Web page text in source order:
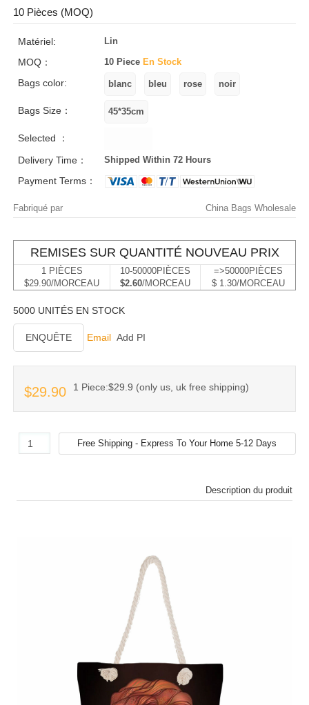
10 Pièces (MOQ)
Matériel: Lin
MOQ： 10 Piece En Stock
Bags color:
Bags Size：
Selected ：
Delivery Time：
Shipped Within 72 Hours
Payment Terms：
Fabriqué par China Bags Wholesale
REMISES SUR QUANTITÉ NOUVEAU PRIX
1 PIÈCES
$29.90/MORCEAU
10-50000PIÈCES
$2.60/MORCEAU
=>50000PIÈCES
$ 1.30/MORCEAU
5000 UNITÉS EN STOCK
ENQUÊTE Email Add PI
$29.90 1 Piece:$29.9 (only us, uk free shipping)
Description du produit